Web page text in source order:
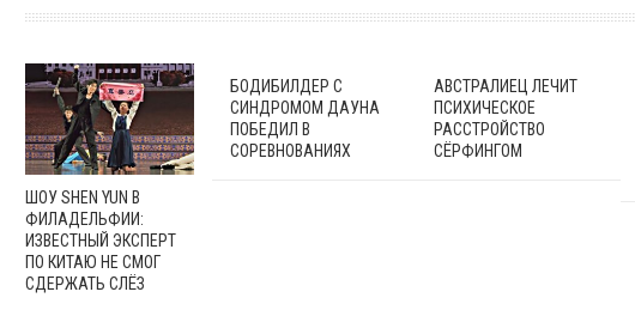
ШОУ SHEN YUN В
ФИЛАДЕЛЬФИИ:
ИЗВЕСТНЫЙ ЭКСПЕРТ
ПО КИТАЮ НЕ СМОГ
СДЕРЖАТЬ СЛЁЗ
БОДИБИЛДЕР С
СИНДРОМОМ ДАУНА
ПОБЕДИЛ В
СОРЕВНОВАНИЯХ
АВСТРАЛИЕЦ ЛЕЧИТ
ПСИХИЧЕСКОЕ
РАССТРОЙСТВО
СЁРФИНГОМ